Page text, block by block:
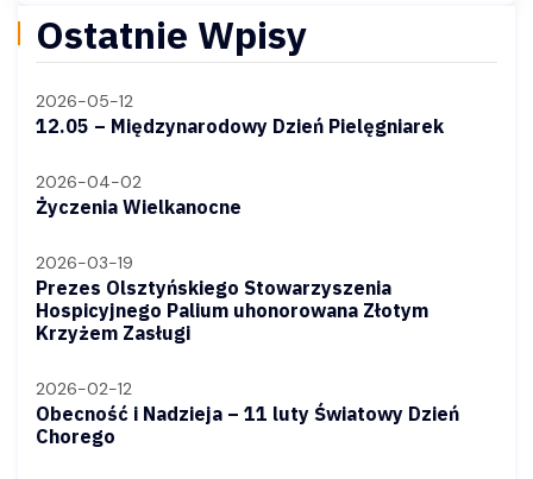
Ostatnie Wpisy
2026-05-12
12.05 – Międzynarodowy Dzień Pielęgniarek
2026-04-02
Życzenia Wielkanocne
2026-03-19
Prezes Olsztyńskiego Stowarzyszenia
Hospicyjnego Palium uhonorowana Złotym
Krzyżem Zasługi
2026-02-12
Obecność i Nadzieja – 11 luty Światowy Dzień
Chorego